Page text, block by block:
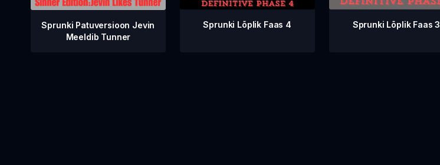
Sprunki Patuversioon Jevin
Meeldib Tunner
Sprunki Lõplik Faas 4 Sprunki Lõplik Faas 3